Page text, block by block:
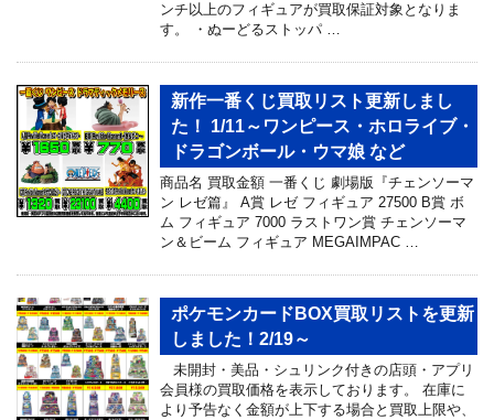
ンチ以上のフィギュアが買取保証対象となりま
す。 ・ぬーどるストッパ …
新作一番くじ買取リスト更新しまし
た！ 1/11～ワンピース・ホロライブ・
ドラゴンボール・ウマ娘 など
商品名 買取金額 一番くじ 劇場版『チェンソーマ
ン レゼ篇』 A賞 レゼ フィギュア 27500 B賞 ボ
ム フィギュア 7000 ラストワン賞 チェンソーマ
ン＆ビーム フィギュア MEGAIMPAC …
ポケモンカードBOX買取リストを更新
しました！2/19～
未開封・美品・シュリンク付きの店頭・アプリ
会員様の買取価格を表示しております。 在庫に
より予告なく金額が上下する場合と買取上限や、